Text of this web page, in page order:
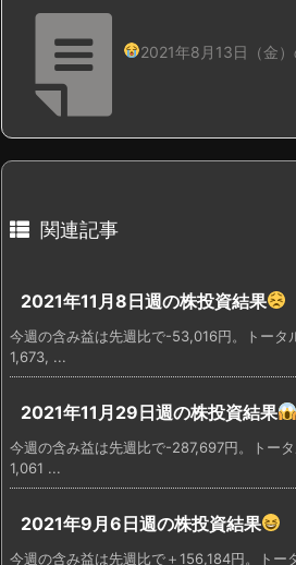
2021年8月13日（金
関連記事
2021年11月8日週の株投資結果
今週の含み益は先週比で-53,016円。トータ
1,673, ...
2021年11月29日週の株投資結果
今週の含み益は先週比で-287,697円。トー
1,061 ...
2021年9月6日週の株投資結果
今週の含み益は先週比で＋156,184円。トー